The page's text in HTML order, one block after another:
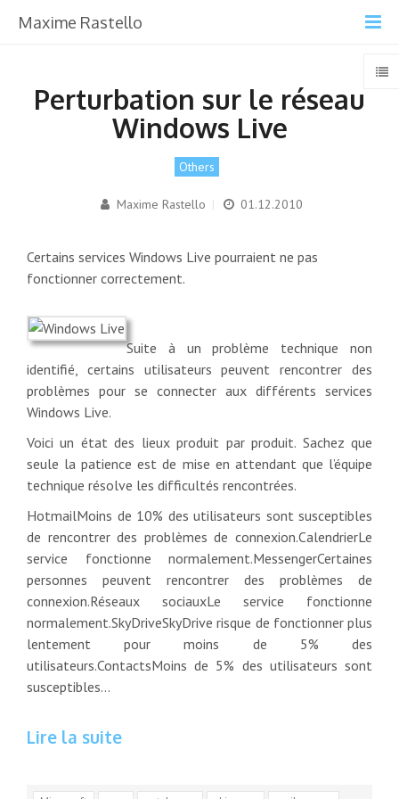
Maxime Rastello
Perturbation sur le réseau
Windows Live
Others
Maxime Rastello | 01.12.2010
Certains services Windows Live pourraient ne pas
fonctionner correctement.
Suite à un problème technique non
identifié, certains utilisateurs peuvent rencontrer des
problèmes pour se connecter aux différents services
Windows Live.
Voici un état des lieux produit par produit. Sachez que
seule la patience est de mise en attendant que l’équipe
technique résolve les difficultés rencontrées.
HotmailMoins de 10% des utilisateurs sont susceptibles
de rencontrer des problèmes de connexion.CalendrierLe
service fonctionne normalement.MessengerCertaines
personnes peuvent rencontrer des problèmes de
connexion.Réseaux sociauxLe service fonctionne
normalement.SkyDriveSkyDrive risque de fonctionner plus
lentement pour moins de 5% des
utilisateurs.ContactsMoins de 5% des utilisateurs sont
susceptibles…
Lire la suite